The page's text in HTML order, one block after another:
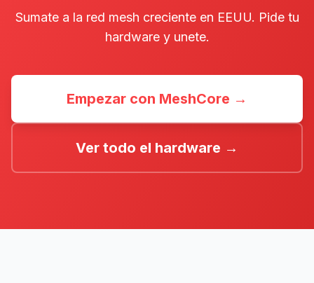
Sumate a la red mesh creciente en EEUU. Pide tu
hardware y unete.
Empezar con MeshCore →
Ver todo el hardware →